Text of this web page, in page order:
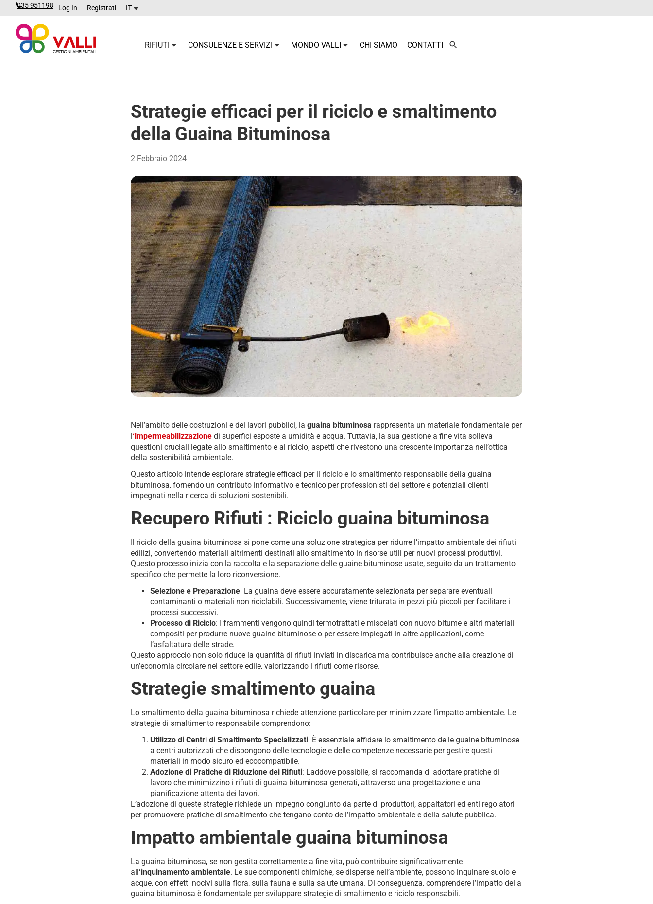
035 951198 Log In Registrati IT
RIFIUTI CONSULENZE E SERVIZI MONDO VALLI CHI SIAMO CONTATTI
Strategie efficaci per il riciclo e smaltimento
della Guaina Bituminosa
2 Febbraio 2024
Nell’ambito delle costruzioni e dei lavori pubblici, la guaina bituminosa rappresenta un materiale fondamentale per
l‘impermeabilizzazionedi superfici esposte a umidità e acqua. Tuttavia, la sua gestione a fine vita solleva
questioni cruciali legate allo smaltimento e al riciclo, aspetti che rivestono una crescente importanza nell’ottica
della sostenibilità ambientale.
Questo articolo intende esplorare strategie efficaci per il riciclo e lo smaltimento responsabile della guaina
bituminosa, fornendo un contributo informativo e tecnico per professionisti del settore e potenziali clienti
impegnati nella ricerca di soluzioni sostenibili.
Recupero Rifiuti : Riciclo guaina bituminosa
Il riciclo della guaina bituminosa si pone come una soluzione strategica per ridurre l’impatto ambientale dei rifiuti
edilizi, convertendo materiali altrimenti destinati allo smaltimento in risorse utili per nuovi processi produttivi.
Questo processo inizia con la raccolta e la separazione delle guaine bituminose usate, seguito da un trattamento
specifico che permette la loro riconversione.
Selezione e Preparazione: La guaina deve essere accuratamente selezionata per separare eventuali
contaminanti o materiali non riciclabili. Successivamente, viene triturata in pezzi più piccoli per facilitare i
processi successivi.
Processo di Riciclo: I frammenti vengono quindi termotrattati e miscelati con nuovo bitume e altri materiali
compositi per produrre nuove guaine bituminose o per essere impiegati in altre applicazioni, come
l’asfaltatura delle strade.
Questo approccio non solo riduce la quantità di rifiuti inviati in discarica ma contribuisce anche alla creazione di
un’economia circolare nel settore edile, valorizzando i rifiuti come risorse.
Strategie smaltimento guaina
Lo smaltimento della guaina bituminosa richiede attenzione particolare per minimizzare l’impatto ambientale. Le
strategie di smaltimento responsabile comprendono:
Utilizzo di Centri di Smaltimento Specializzati: È essenziale affidare lo smaltimento delle guaine bituminose
a centri autorizzati che dispongono delle tecnologie e delle competenze necessarie per gestire questi
materiali in modo sicuro ed ecocompatibile.
Adozione di Pratiche di Riduzione dei Rifiuti: Laddove possibile, si raccomanda di adottare pratiche di
lavoro che minimizzino i rifiuti di guaina bituminosa generati, attraverso una progettazione e una
pianificazione attenta dei lavori.
L’adozione di queste strategie richiede un impegno congiunto da parte di produttori, appaltatori ed enti regolatori
per promuovere pratiche di smaltimento che tengano conto dell’impatto ambientale e della salute pubblica.
Impatto ambientale guaina bituminosa
La guaina bituminosa, se non gestita correttamente a fine vita, può contribuire significativamente
all‘inquinamento ambientale. Le sue componenti chimiche, se disperse nell’ambiente, possono inquinare suolo e
acque, con effetti nocivi sulla flora, sulla fauna e sulla salute umana. Di conseguenza, comprendere l’impatto della
guaina bituminosa è fondamentale per sviluppare strategie di smaltimento e riciclo responsabili.